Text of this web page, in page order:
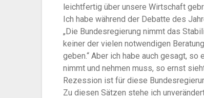
leichtfertig über unsere Wirtschaft
Ich habe während der Debatte des
„Die Bundesregierung nimmt das
keiner der vielen notwendigen
geben.“ Aber ich habe auch gesagt,
nimmt und nehmen muss, so ernst
Rezession ist für diese
Zu diesen Sätzen stehe ich